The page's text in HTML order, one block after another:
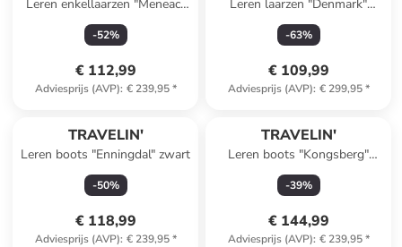
Leren enkellaarzen "Meneac"
bruin
-52%
€ 112,99
Adviesprijs (AVP): € 239,95*
Leren laarzen "Denmark"
lichtbruin
-63%
€ 109,99
Adviesprijs (AVP): € 299,95*
TRAVELIN'
Leren boots "Enningdal" zwart
-50%
€ 118,99
Adviesprijs (AVP): € 239,95*
TRAVELIN'
Leren boots "Kongsberg"
bruin
-39%
€ 144,99
Adviesprijs (AVP): € 239,95*